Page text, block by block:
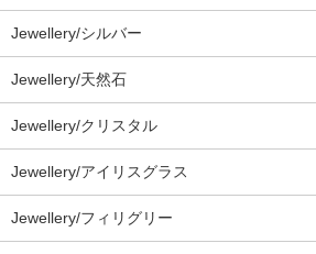
Jewellery/シルバー
Jewellery/天然石
Jewellery/クリスタル
Jewellery/アイリスグラス
Jewellery/フィリグリー